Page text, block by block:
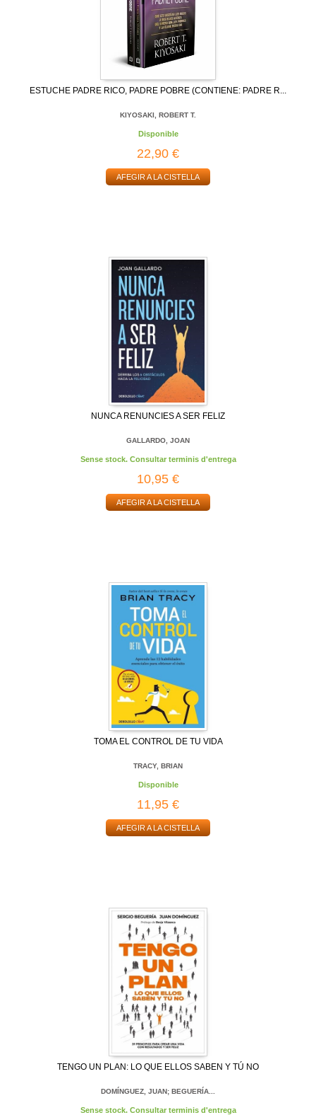
ESTUCHE PADRE RICO, PADRE POBRE (CONTIENE: PADRE R...
KIYOSAKI, ROBERT T.
Disponible
22,90 €
AFEGIR A LA CISTELLA
NUNCA RENUNCIES A SER FELIZ
GALLARDO, JOAN
Sense stock. Consultar terminis d'entrega
10,95 €
AFEGIR A LA CISTELLA
TOMA EL CONTROL DE TU VIDA
TRACY, BRIAN
Disponible
11,95 €
AFEGIR A LA CISTELLA
TENGO UN PLAN: LO QUE ELLOS SABEN Y TÚ NO
DOMÍNGUEZ, JUAN; BEGUERÍA...
Sense stock. Consultar terminis d'entrega